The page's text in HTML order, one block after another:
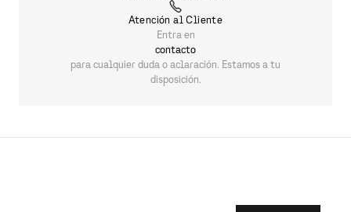
Atención al Cliente
Entra en
contacto
para cualquier duda o aclaración. Estamos a tu
disposición.